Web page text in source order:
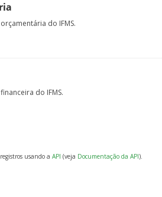
do IFMS.
do IFMS.
usando a API (veja Documentação da API).